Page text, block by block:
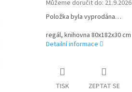
Můžeme doručit do: 21.9.2026
Položka byla vyprodána…
regál, knihovna 80x182x30 cm
Detailní informace
TISK ZEPTAT SE